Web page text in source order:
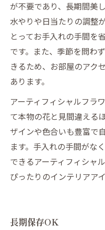
が不要であり、長期間美
水やりや日当たりの調整
とってお手入れの手間を
です。また、季節を問わ
きるため、お部屋のアク
あります。
アーティフィシャルフラ
て本物の花と見間違える
ザインや色合いも豊富で
ます。手入れの手間がな
できるアーティフィシャ
ぴったりのインテリアアイ
長期保存OK